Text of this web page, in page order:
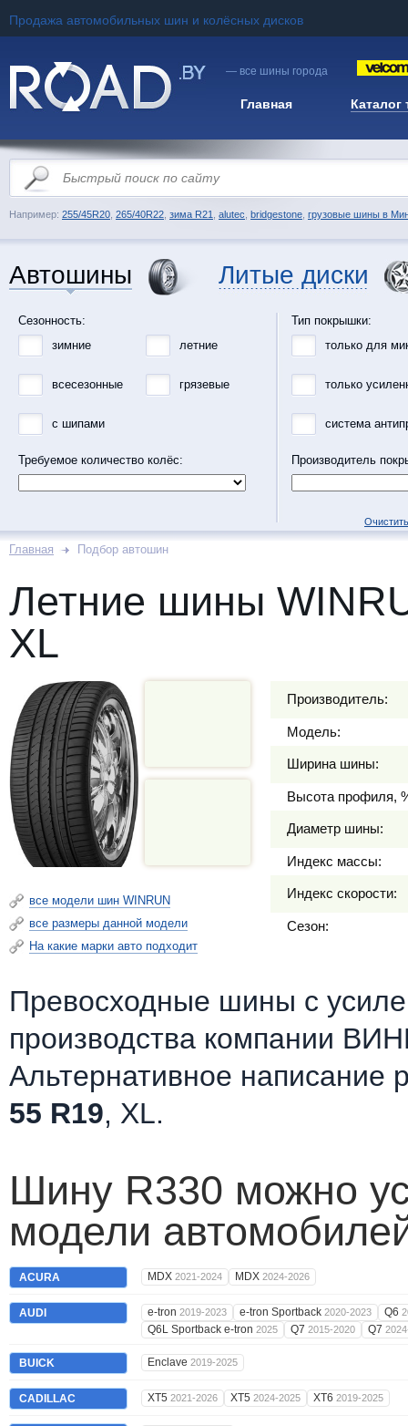
Продажа автомобильных шин и колёсных дисков
— все шины города
Главная Каталог
Например: 255/45R20 265/40R22 зима R21 alutec bridgestone грузовые шины в
Автошины Литые диски
Сезонность:
зимние
летние
всесезонные грязевые
с шипами
Требуемое количество колёс:
Тип покрышки:
только для
только
система
Производитель
Главная Подбор автошин
Летние шины
XL
все модели шин WINRUN
все размеры данной модели
На какие марки авто подходит
Производитель:
Модель:
Ширина шины:
Высота профиля,
Диаметр шины:
Индекс массы:
Индекс скорости:
Сезон:
Превосходные шины c
производства компании
Альтернативное написание
55 R19, XL.
Шину R330 можно
модели
ACURA MDX 2021-2024 MDX 2024-2026
AUDI e-tron 2019-2023 e-tron Sportback 2020-2023 Q6
Q6L Sportback e-tron 2025 Q7 2015-2020 Q7
BUICK Enclave 2019-2025
CADILLAC XT5 2021-2026 XT5 2024-2025 XT6 2019-2025